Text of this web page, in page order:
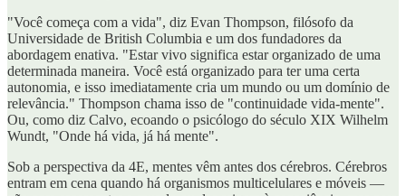
"Você começa com a vida", diz Evan Thompson, filósofo da
Universidade de British Columbia e um dos fundadores da
abordagem enativa. "Estar vivo significa estar organizado de uma
determinada maneira. Você está organizado para ter uma certa
autonomia, e isso imediatamente cria um mundo ou um domínio de
relevância." Thompson chama isso de "continuidade vida-mente".
Ou, como diz Calvo, ecoando o psicólogo do século XIX Wilhelm
Wundt, "Onde há vida, já há mente".
Sob a perspectiva da 4E, mentes vêm antes dos cérebros. Cérebros
entram em cena quando há organismos multicelulares e móveis —